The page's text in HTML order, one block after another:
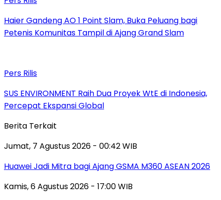
Haier Gandeng AO 1 Point Slam, Buka Peluang bagi
Petenis Komunitas Tampil di Ajang Grand Slam
Pers Rilis
SUS ENVIRONMENT Raih Dua Proyek WtE di Indonesia,
Percepat Ekspansi Global
Berita Terkait
Jumat, 7 Agustus 2026 - 00:42 WIB
Huawei Jadi Mitra bagi Ajang GSMA M360 ASEAN 2026
Kamis, 6 Agustus 2026 - 17:00 WIB